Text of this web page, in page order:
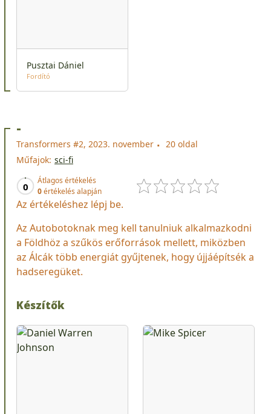
Pusztai Dániel
Fordító
-
Transformers #2, 2023. november
20 oldal
Műfajok: sci-fi
0
Átlagos értékelés
0értékelés alapján
Az értékeléshez lépj be.
Az Autobotoknak meg kell tanulniuk alkalmazkodni
a Földhöz a szűkös erőforrások mellett, miközben
az Álcák több energiát gyűjtenek, hogy újjáépítsék a
hadseregüket.
Készítők